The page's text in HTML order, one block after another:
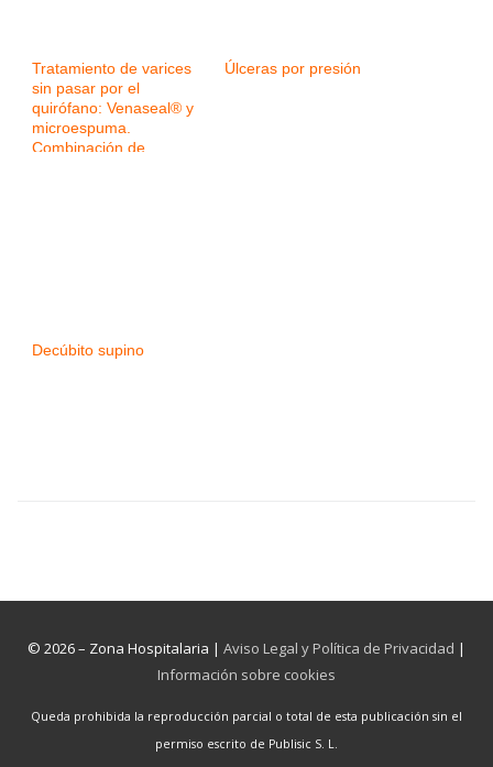
Tratamiento de varices
sin pasar por el
quirófano: Venaseal® y
microespuma.
Combinación de
Úlceras por presión
Decúbito supino
© 2026 – Zona Hospitalaria | Aviso Legal y Política de Privacidad |
Información sobre cookies
Queda prohibida la reproducción parcial o total de esta publicación sin el
permiso escrito de Publisic S. L.